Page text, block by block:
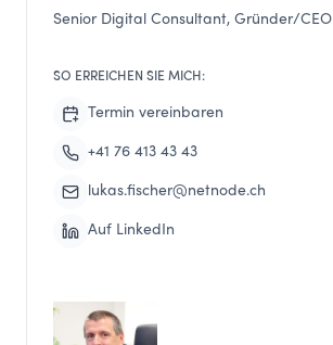
Senior Digital Consultant, Gründer/CEO
SO ERREICHEN SIE MICH:
Termin vereinbaren
+41 76 413 43 43
lukas.fischer@netnode.ch
Auf LinkedIn